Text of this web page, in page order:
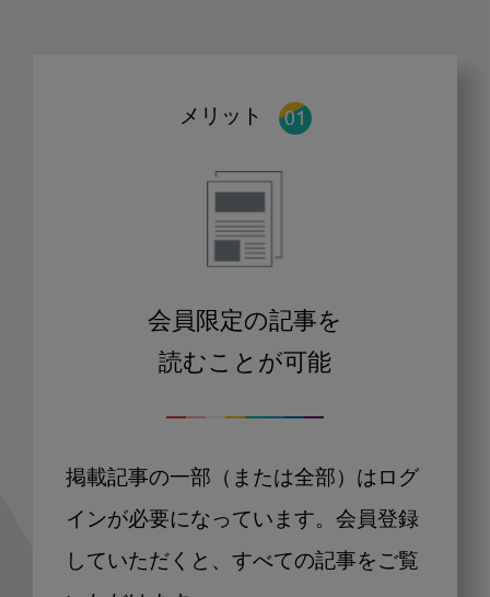
メリット
会員限定の記事を
読むことが可能
掲載記事の一部（または全部）はログ
インが必要になっています。会員登録
していただくと、すべての記事をご覧